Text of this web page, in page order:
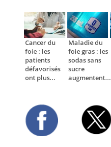
Cancer du
foie : les
patients
défavorisés
ont plus...
Maladie du
foie gras : les
sodas sans
sucre
augmentent...